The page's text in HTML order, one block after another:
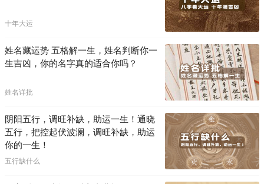
十年大运
姓名藏运势 五格解一生，姓名判断你一
生吉凶，你的名字真的适合你吗？
姓名详批
阴阳五行，调旺补缺，助运一生！通晓
五行，把控起伏波澜，调旺补缺，助运
你的一生！
五行缺什么